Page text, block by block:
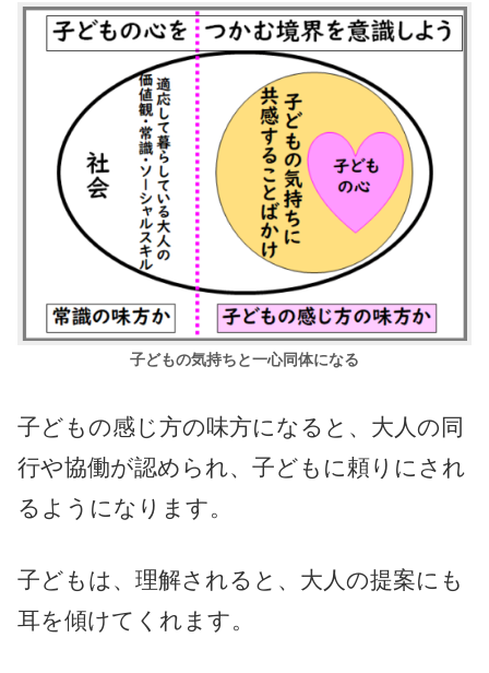
子どもの気持ちと一心同体になる
子どもの感じ方の味方になると、大人の同
行や協働が認められ、子どもに頼りにされ
るようになります。
子どもは、理解されると、大人の提案にも
耳を傾けてくれます。